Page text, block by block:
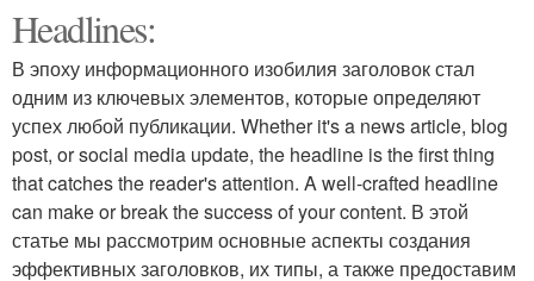
Headlines:
В эпоху информационного изобилия заголовок стал
одним из ключевых элементов, которые определяют
успех любой публикации. Whether it's a news article, blog
post, or social media update, the headline is the first thing
that catches the reader's attention. A well-crafted headline
can make or break the success of your content. В этой
статье мы рассмотрим основные аспекты создания
эффективных заголовков, их типы, а также предоставим